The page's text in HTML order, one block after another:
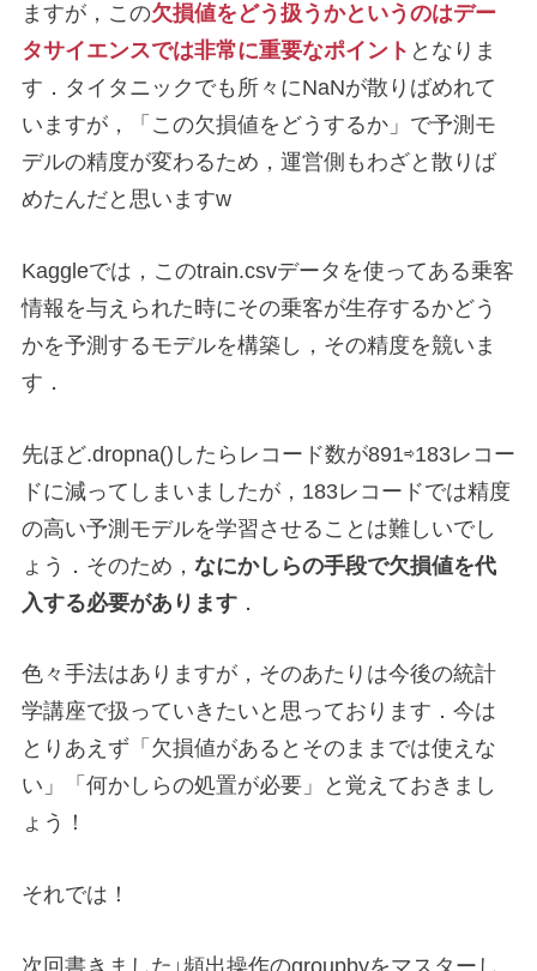
ますが，この欠損値をどう扱うかというのはデー
タサイエンスでは非常に重要なポイント となりま
す．タイタニックでも所々にNaNが散りばめれて
いますが，「この欠損値をどうするか」で予測モ
デルの精度が変わるため，運営側もわざと散りば
めたんだと思いますw
Kaggleでは，このtrain.csvデータを使ってある乗客
情報を与えられた時にその乗客が生存するかどう
かを予測するモデルを構築し，その精度を競いま
す．
先ほど.dropna()したらレコード数が891⇨183レコー
ドに減ってしまいましたが，183レコードでは精度
の高い予測モデルを学習させることは難しいでし
ょう．そのため， なにかしらの手段で欠損値を代
入する必要があります ．
色々手法はありますが，そのあたりは今後の統計
学講座で扱っていきたいと思っております．今は
とりあえず「欠損値があるとそのままでは使えな
い」「何かしらの処置が必要」と覚えておきまし
ょう！
それでは！
次回書きました↓頻出操作のgroupbyをマスターし